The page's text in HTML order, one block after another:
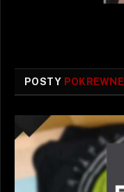
POSTY POKREWNE